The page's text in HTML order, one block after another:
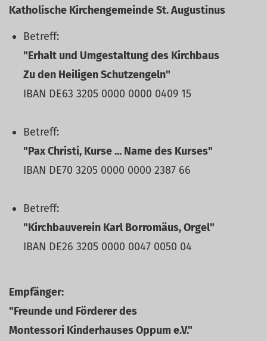
Katholische Kirchengemeinde St. Augustinus
Betreff:
"Erhalt und Umgestaltung des Kirchbaus
Zu den Heiligen Schutzengeln"
IBAN DE63 3205 0000 0000 0409 15
Betreff:
"Pax Christi, Kurse ... Name des Kurses"
IBAN DE70 3205 0000 0000 2387 66
Betreff:
"Kirchbauverein Karl Borromäus, Orgel"
IBAN DE26 3205 0000 0047 0050 04
Empfänger:
"Freunde und Förderer des
Montessori Kinderhauses Oppum e.V."